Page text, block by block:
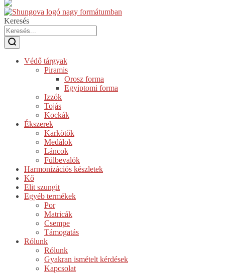
Keresés
Védő tárgyak
Piramis
Orosz forma
Egyiptomi forma
Izzók
Tojás
Kockák
Ékszerek
Karkötők
Medálok
Láncok
Fülbevalók
Harmonizációs készletek
Kő
Elit szungit
Egyéb termékek
Por
Matricák
Csempe
Támogatás
Rólunk
Rólunk
Gyakran ismételt kérdések
Kapcsolat